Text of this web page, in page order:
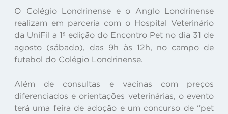
O Colégio Londrinense e o Anglo Londrinense
realizam em parceria com o Hospital Veterinário
da UniFil a 1ª edição do Encontro Pet no dia 31 de
agosto (sábado), das 9h às 12h, no campo de
futebol do Colégio Londrinense.
Além de consultas e vacinas com preços
diferenciados e orientações veterinárias, o evento
terá uma feira de adoção e um concurso de “pet